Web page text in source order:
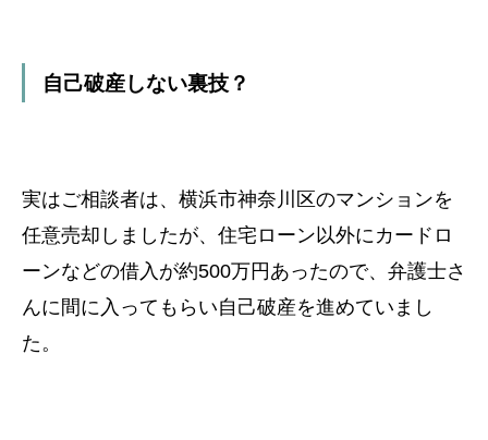
自己破産しない裏技？
実はご相談者は、横浜市神奈川区のマンションを
任意売却しましたが、 住宅ローン以外にカードロ
ーンなどの借入が約500万円あったので、 弁護士さ
んに間に入ってもらい自己破産を進めていまし
た。